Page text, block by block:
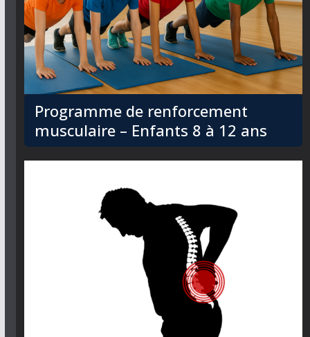
Programme de renforcement
musculaire – Enfants 8 à 12 ans